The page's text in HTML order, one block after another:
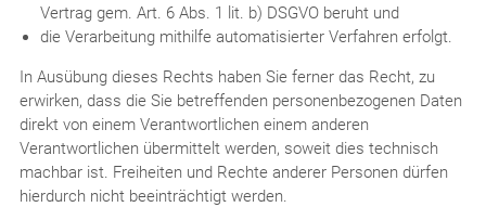
Vertrag gem. Art. 6 Abs. 1 lit. b) DSGVO beruht und
die Verarbeitung mithilfe automatisierter Verfahren erfolgt.
In Ausübung dieses Rechts haben Sie ferner das Recht, zu
erwirken, dass die Sie betreffenden personenbezogenen Daten
direkt von einem Verantwortlichen einem anderen
Verantwortlichen übermittelt werden, soweit dies technisch
machbar ist. Freiheiten und Rechte anderer Personen dürfen
hierdurch nicht beeinträchtigt werden.